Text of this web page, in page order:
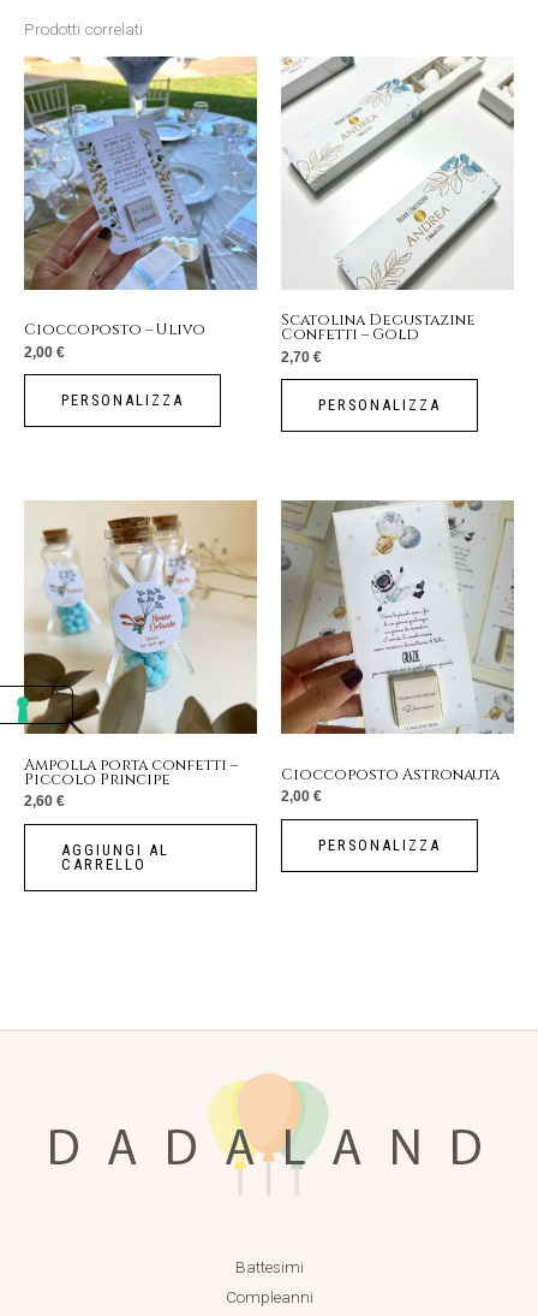
Prodotti correlati
Cioccoposto – Ulivo
2,00 €
PERSONALIZZA
Scatolina Degustazine
Confetti – Gold
2,70 €
PERSONALIZZA
Ampolla porta confetti –
Piccolo Principe
2,60 €
AGGIUNGI AL
CARRELLO
Cioccoposto Astronauta
2,00 €
PERSONALIZZA
Battesimi
Compleanni